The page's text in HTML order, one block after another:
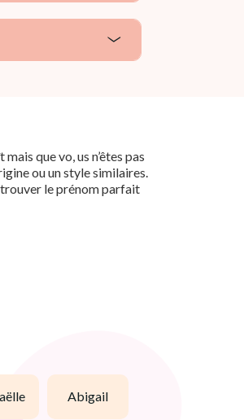
que vo, us n’êtes pas
ou un style similaires.
le prénom parfait
abigail